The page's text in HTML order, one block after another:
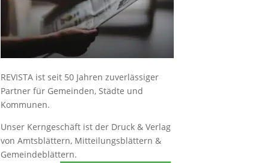
REVISTA ist seit 50 Jahren zuverlässiger
Partner für Gemeinden, Städte und
Kommunen.
Unser Kerngeschäft ist der Druck & Verlag
von Amtsblättern, Mitteilungsblättern &
Gemeindeblättern.